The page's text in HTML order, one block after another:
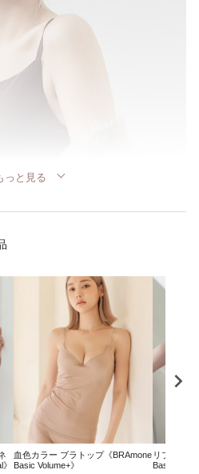
っと見る
血色カラー ブラトップ《BRAmone
Basic Volume+》
リブブラ
Basic